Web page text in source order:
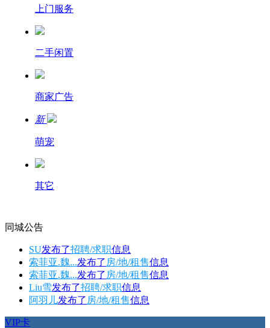
上门服务
二手闲置
商家广告
新
萌宠
其它
同城公告
SU发布了招聘/求职信息
索菲亚.魏...发布了 房/地/租售信息
索菲亚.魏...发布了 房/地/租售信息
Liu雪发布了招聘/求职信息
阿羽儿发布了 房/地/租售信息
VIP卡